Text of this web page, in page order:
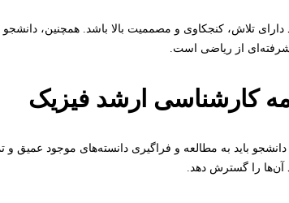
دارای تلاش، کنجکاوی و مصممیت بالا باشد. همچنین،
از ریاضی است.
کارشناسی ارشد فیزیک
باید به مطالعه و فراگیری دانسته‌های موجود عمیق و
آن‌ها را گسترش دهد.